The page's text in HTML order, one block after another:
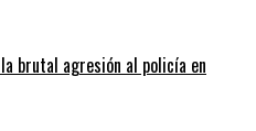
brutal agresión al policía en